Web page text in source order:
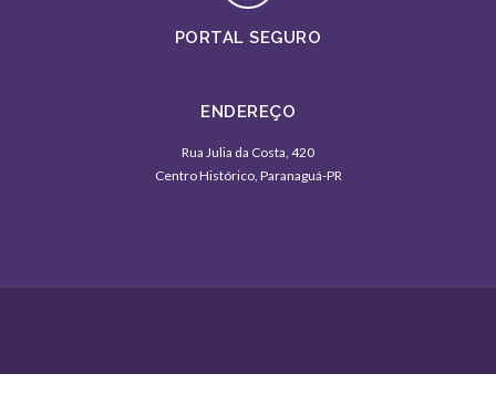
PORTAL SEGURO
ENDEREÇO
Rua Julia da Costa, 420
Centro Histórico, Paranaguá-PR